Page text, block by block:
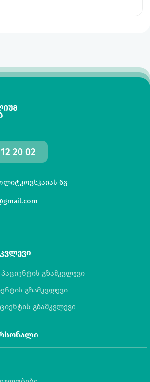
20 02
6გ
გზამკვლევი
გზამკვლევი
გზამკვლევი